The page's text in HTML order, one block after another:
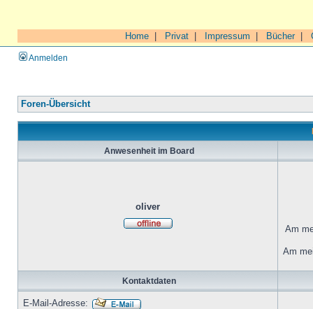
Home Privat Impressum Bücher|
Anmelden
Foren-Übersicht
Anwesenheit im Board
oliver
Am
Am
Kontaktdaten
E-Mail-Adresse: